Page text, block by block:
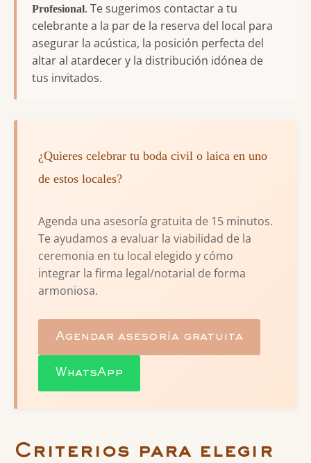
Profesional. Te sugerimos contactar a tu
celebrante a la par de la reserva del local para
asegurar la acústica, la posición perfecta del
altar al atardecer y la distribución idónea de
tus invitados.
¿Quieres celebrar tu boda civil o laica en uno
de estos locales?
Agenda una asesoría gratuita de 15 minutos.
Te ayudamos a evaluar la viabilidad de la
ceremonia en tu local elegido y cómo
integrar la firma legal/notarial de forma
armoniosa.
Agendar asesoría gratuita
WhatsApp
Criterios para elegir